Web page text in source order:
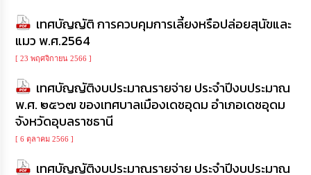
เทศบัญญัติ การควบคุมการเลี้ยงหรือปล่อยสุนัขและ
แมว พ.ศ.2564
[ 23 พฤศจิกายน 2566 ]
เทศบัญญัติงบประมาณรายจ่าย ประจำปีงบประมาณ
พ.ศ. ๒๕๖๗ ของเทศบาลเมืองเดชอุดม อำเภอเดชอุดม
จังหวัดอุบลราชธานี
[ 6 ตุลาคม 2566 ]
เทศบัญญัติงบประมาณรายจ่าย ประจำปีงบประมาณ